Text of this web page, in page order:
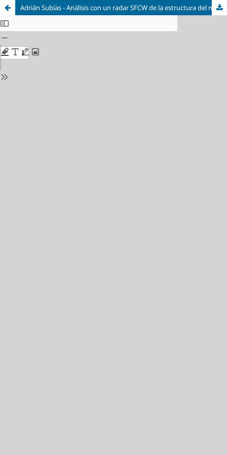
Adrián Subías - Análisis con un radar SFCW de la estructura del manto nivoso: medidas experimentales y simulación